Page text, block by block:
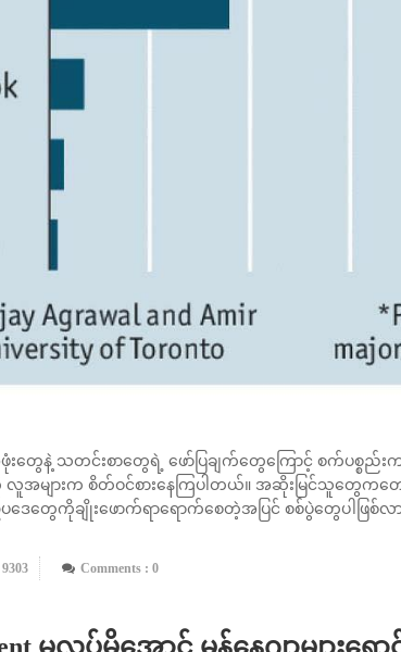
ဖုံးတွေနဲ့ သတင်းစာတွေရဲ့ ဖော်ပြချက်တွေကြောင့် စက်ပစ္စည်
ကို လူအများက စိတ်ဝင်စားနေကြပါတယ်။ အဆိုးမြင်သူတွေကတ
ပဒေတွေကိုချိုးဖောက်ရာရောက်စေတဲ့အပြင် စစ်ပွဲတွေပါဖ
Comments : 0